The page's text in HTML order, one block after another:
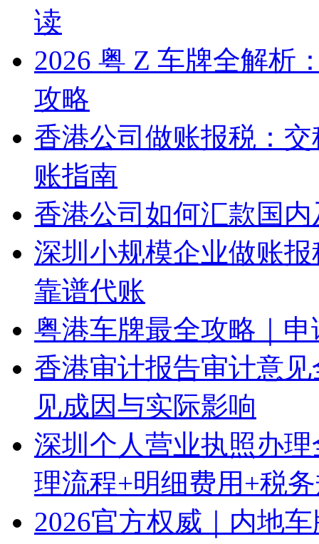
读
2026 粤 Z 车牌全解析
攻略
香港公司做账报税：
账指南
香港公司如何汇款国
深圳小规模企业做账
靠谱代账
粤港车牌最全攻略｜
香港审计报告审计意
见成因与实际影响
深圳个人营业执照办
理流程+明细费用+税
2026官方权威｜内地